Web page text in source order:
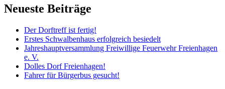
Neueste Beiträge
Der Dorftreff ist fertig!
Erstes Schwalbenhaus erfolgreich besiedelt
Jahreshauptversammlung Freiwillige Feuerwehr Freienhagen
e. V.
Dolles Dorf Freienhagen!
Fahrer für Bürgerbus gesucht!